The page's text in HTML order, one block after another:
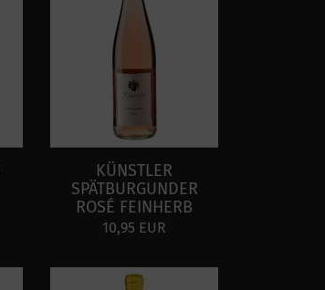
KÜNSTLER
SPÄTBURGUNDER
ROSÉ FEINHERB
10,95 EUR